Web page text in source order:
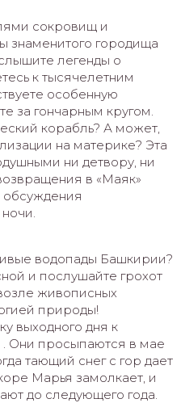
сокровищ и
знаменитого городища
легенды о
к тысячелетним
особенную
за гончарным кругом.
корабль? А может,
на материке? Эта
ни детвору, ни
в «Маяк»
водопады Башкирии?
и послушайте грохот
живописных
природы!
выходного дня к
Они просыпаются в мае
тающий снег с гор дает
Марья замолкает, и
до следующего года.